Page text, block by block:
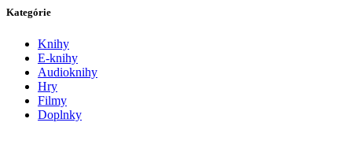
Kategórie
Knihy
E-knihy
Audioknihy
Hry
Filmy
Doplnky